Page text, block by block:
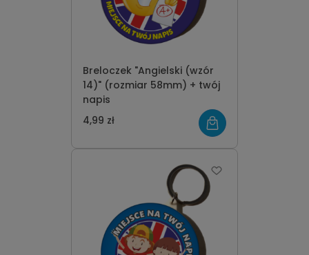
Breloczek "Angielski (wzór
14)" (rozmiar 58mm) + twój
napis
4,99 zł